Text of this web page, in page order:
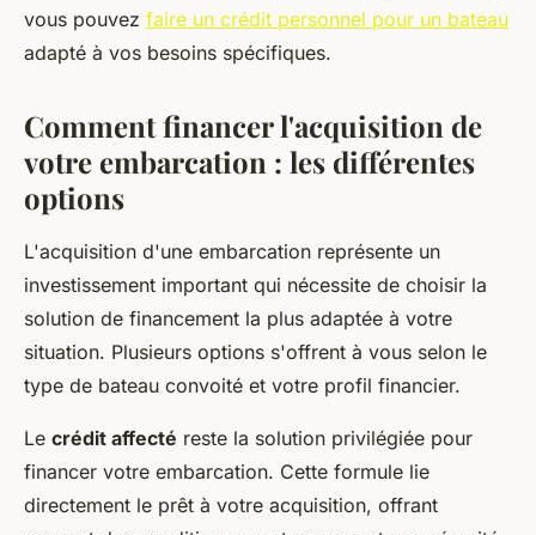
vous pouvez faire un crédit personnel pour un bateau
adapté à vos besoins spécifiques.
Comment financer l'acquisition de
votre embarcation : les différentes
options
L'acquisition d'une embarcation représente un
investissement important qui nécessite de choisir la
solution de financement la plus adaptée à votre
situation. Plusieurs options s'offrent à vous selon le
type de bateau convoité et votre profil financier.
Le crédit affecté reste la solution privilégiée pour
financer votre embarcation. Cette formule lie
directement le prêt à votre acquisition, offrant